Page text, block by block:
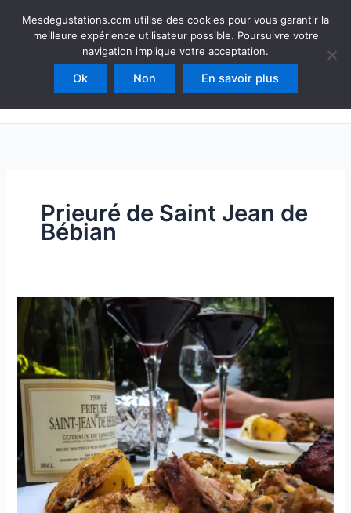
Mesdegustations
Dégustations, accords & autour du vin
Rechercher
Prieuré de Saint Jean de
Bébian
Mesdegustations.com utilise des cookies pour vous garantir la
meilleure expérience utilisateur possible. Poursuivre votre
navigation implique votre acceptation.
Ok Non En savoir plus